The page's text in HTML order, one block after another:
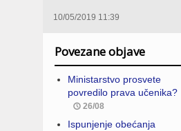
10/05/2019 11:39
Povezane objave
Ministarstvo prosvete
povredilo prava učenika?
26/08
Ispunjenje obećanja